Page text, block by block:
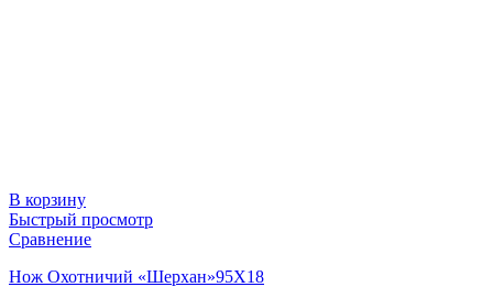
В корзину
Быстрый просмотр
Сравнение
Нож Охотничий «Шерхан»95Х18